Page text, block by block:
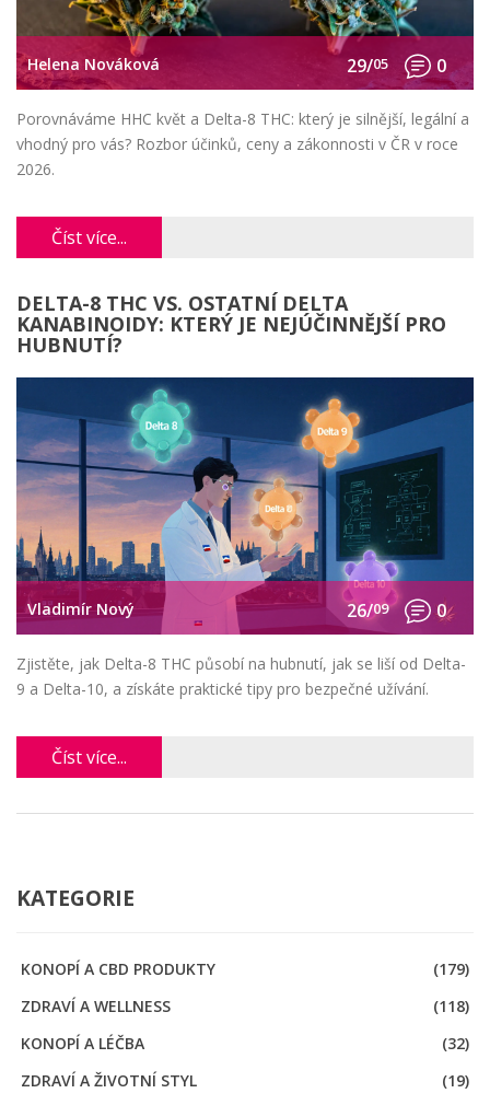
Helena Nováková 29/05 0
Porovnáváme HHC květ a Delta-8 THC: který je silnější, legální a
vhodný pro vás? Rozbor účinků, ceny a zákonnosti v ČR v roce
2026.
Číst více...
DELTA-8 THC VS. OSTATNÍ DELTA
KANABINOIDY: KTERÝ JE NEJÚČINNĚJŠÍ PRO
HUBNUTÍ?
Vladimír Nový 26/09 0
Zjistěte, jak Delta-8 THC působí na hubnutí, jak se liší od Delta-
9 a Delta-10, a získáte praktické tipy pro bezpečné užívání.
Číst více...
KATEGORIE
KONOPÍ A CBD PRODUKTY
(179)
ZDRAVÍ A WELLNESS
(118)
KONOPÍ A LÉČBA
(32)
ZDRAVÍ A ŽIVOTNÍ STYL
(19)